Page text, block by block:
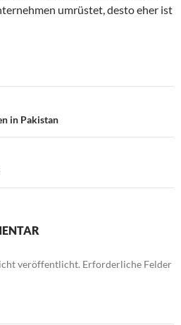
umrüstet, desto eher ist
in Pakistan
veröffentlicht. Erforderliche Felder